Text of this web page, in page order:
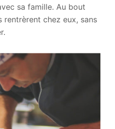
sa famille. Au bout
rentrèrent chez eux, sans